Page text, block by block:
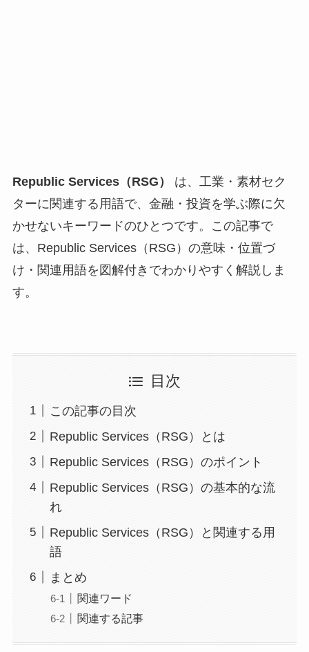
Republic Services（RSG）
は、工業・素材セク
ターに関連する用語で、金融・投資を学ぶ際に欠
かせないキーワードのひとつです。この記事で
は、Republic Services（RSG）の意味・位置づ
け・関連用語を図解付きでわかりやすく解説しま
す。
目次
この記事の目次
Republic Services（RSG）とは
Republic Services（RSG）のポイント
Republic Services（RSG）の基本的な流
れ
Republic Services（RSG）と関連する用
語
まとめ
関連ワード
関連する記事